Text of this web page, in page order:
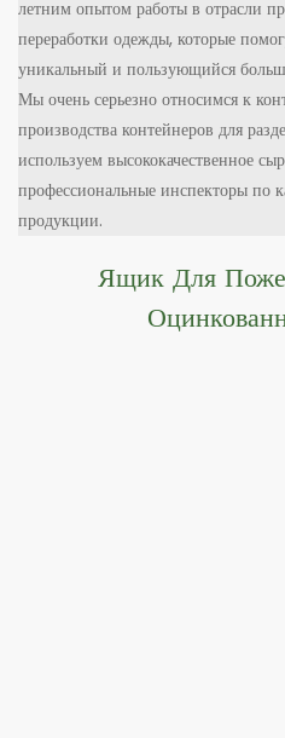
летним опытом работы в отрасли
переработки одежды, которые
уникальный и пользующийся
Мы очень серьезно относимся к
производства контейнеров для
используем высококачественное
профессиональные инспекторы по
продукции.
Ящик Для